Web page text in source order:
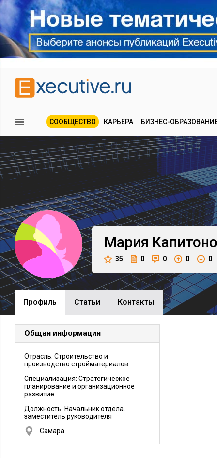
СООБЩЕСТВО КАРЬЕРА БИЗНЕС-
Мария
35 0 0 0 0
Профиль Cтатьи Контакты
Общая информация
Отрасль: Строительство и
производство стройматериалов
Специализация: Стратегическое
планирование и организационное
развитие
Должность: Начальник отдела,
заместитель руководителя
Самара